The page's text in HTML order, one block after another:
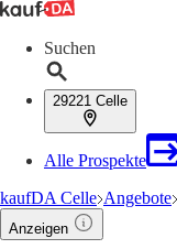
Suchen
29221 Celle
Alle Prospekte
kaufDA Celle Angebote
Anzeigen